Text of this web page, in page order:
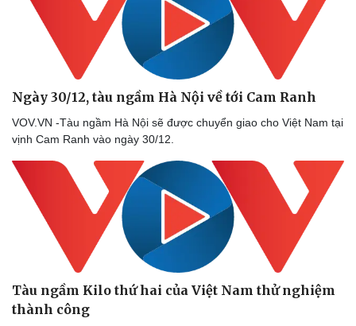
eSports
Hậu trường
Ngày 30/12, tàu ngầm Hà Nội về tới Cam Ranh
VOV.VN -Tàu ngầm Hà Nội sẽ được chuyển giao cho Việt Nam tại
vịnh Cam Ranh vào ngày 30/12.
Tàu ngầm Kilo thứ hai của Việt Nam thử nghiệm
thành công